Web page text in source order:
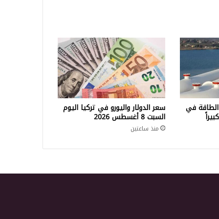
في سعر الدولار واليورو في تركيا اليوم
السبت 8 أغسطس 2026
منذ ساعتين